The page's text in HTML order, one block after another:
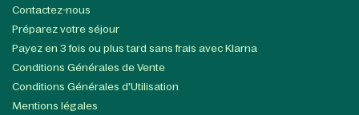
Contactez-nous
Préparez votre séjour
Payez en 3 fois ou plus tard sans frais avec Klarna
Conditions Générales de Vente
Conditions Générales d'Utilisation
Mentions légales